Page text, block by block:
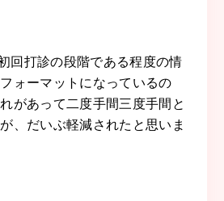
回打診の段階である程度の情
ォーマットになっているの
があって二度手間三度手間と
、だいぶ軽減されたと思いま